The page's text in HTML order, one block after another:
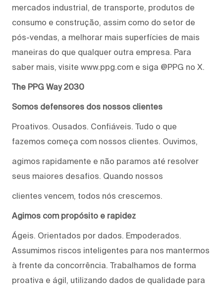
mercados industrial, de transporte, produtos de
consumo e construção, assim como do setor de
pós-vendas, a melhorar mais superfícies de mais
maneiras do que qualquer outra empresa. Para
saber mais, visite www.ppg.com e siga @PPG no X.
The PPG Way 2030
Somos defensores dos nossos clientes
Proativos. Ousados. Confiáveis. Tudo o que
fazemos começa com nossos clientes. Ouvimos,
agimos rapidamente e não paramos até resolver
seus maiores desafios. Quando nossos
clientes vencem, todos nós crescemos.
Agimos com propósito e rapidez
Ágeis. Orientados por dados. Empoderados.
Assumimos riscos inteligentes para nos mantermos
à frente da concorrência. Trabalhamos de forma
proativa e ágil, utilizando dados de qualidade para